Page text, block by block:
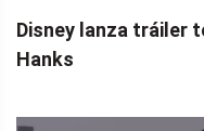
Disney lanza tráiler
Hanks